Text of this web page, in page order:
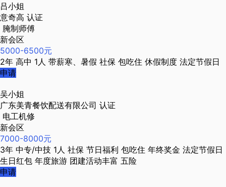
吕小姐
意奇高 认证
腌制师傅
新会区
5000-6500元
2年 高中 1人 带薪寒、暑假 社保 包吃住 休假制度 法定节假日
申请
吴小姐
广东美青餐饮配送有限公司 认证
电工机修
新会区
7000-8000元
3年 中专/中技 1人 社保 节日福利 包吃住 年终奖金 法定节假日
生日红包 年度旅游 团建活动丰富 五险
申请